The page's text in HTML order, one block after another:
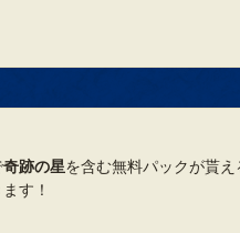
奇跡の星を含む無料パックが貰
す！